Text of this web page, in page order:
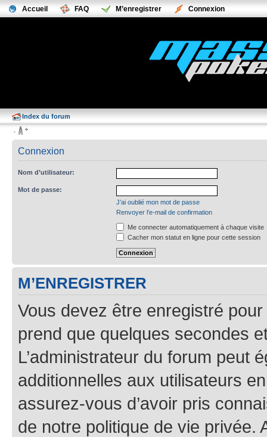
Accueil FAQ M’enregistrer Connexion
Index du forum
Connexion
Nom d’utilisateur:
Mot de passe:
J’ai oublié mon mot de passe
Renvoyer l’e-mail de confirmation
Me connecter automatiquement à chaque visite
Cacher mon statut en ligne pour cette session
M’ENREGISTRER
Vous devez être enregistré
prend que quelques secondes
L’administrateur du forum peut
additionnelles aux utilisateurs
assurez-vous d’avoir pris
de notre politique de vie privée.